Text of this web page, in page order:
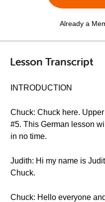
Already a
Lesson Transcript
INTRODUCTION
Chuck: Chuck here.
#5. This German lesson
in no time.
Judith: Hi my name is
Chuck.
Chuck: Hello everyone